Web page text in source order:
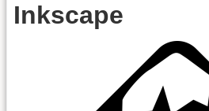
Inkscape